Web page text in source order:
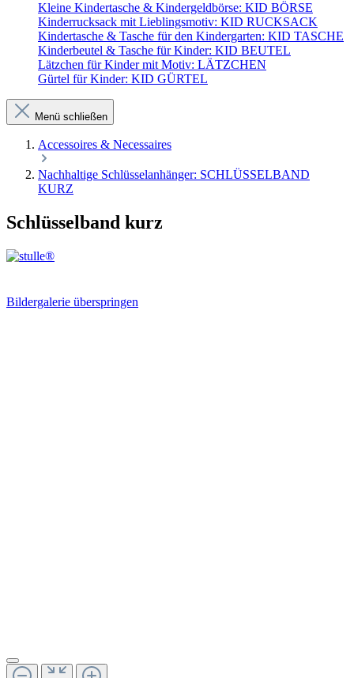
Kleine Kindertasche & Kindergeldbörse: KID BÖRSE
Kinderrucksack mit Lieblingsmotiv: KID RUCKSACK
Kindertasche & Tasche für den Kindergarten: KID TASCHE
Kinderbeutel & Tasche für Kinder: KID BEUTEL
Lätzchen für Kinder mit Motiv: LÄTZCHEN
Gürtel für Kinder: KID GÜRTEL
Menü schließen
Accessoires & Necessaires
Nachhaltige Schlüsselanhänger: SCHLÜSSELBAND
KURZ
Schlüsselband kurz
Bildergalerie überspringen